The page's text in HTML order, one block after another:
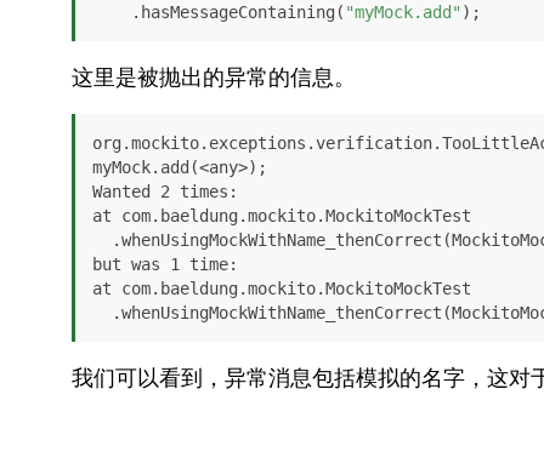
    .hasMessageContaining(
"myMock.add" );
这里是被抛出的异常的信息。
myMock.add(<any>);
Wanted 2 times:
at com.baeldung.mockito.MockitoMockTest
but was 1 time:
at com.baeldung.mockito.MockitoMockTest
我们可以看到，异常消息包括模拟的名字，这